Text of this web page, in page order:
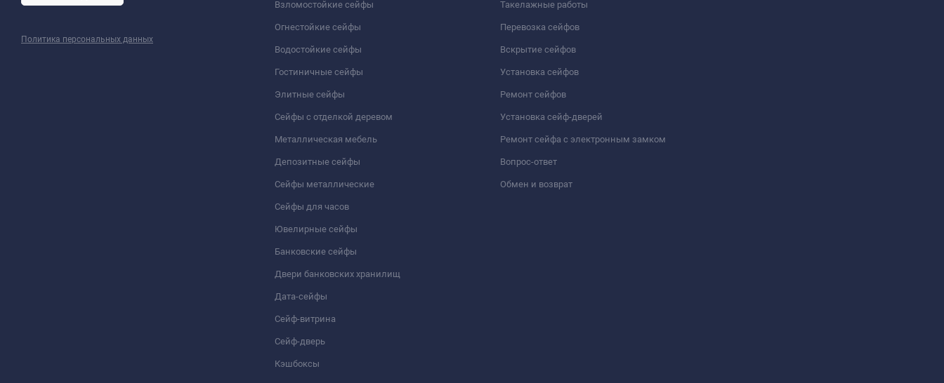
Политика персональных данных
Взломостойкие сейфы
Огнестойкие сейфы
Водостойкие сейфы
Гостиничные сейфы
Элитные сейфы
Сейфы с отделкой деревом
Металлическая мебель
Депозитные сейфы
Сейфы металлические
Сейфы для часов
Ювелирные сейфы
Банковские сейфы
Двери банковских хранилищ
Дата-сейфы
Сейф-витрина
Сейф-дверь
Кэшбоксы
Такелажные работы
Перевозка сейфов
Вскрытие сейфов
Установка сейфов
Ремонт сейфов
Установка сейф-дверей
Ремонт сейфа с электронным замком
Вопрос-ответ
Обмен и возврат